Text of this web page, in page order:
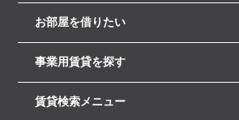
お部屋を借りたい
事業用賃貸を探す
賃貸検索メニュー